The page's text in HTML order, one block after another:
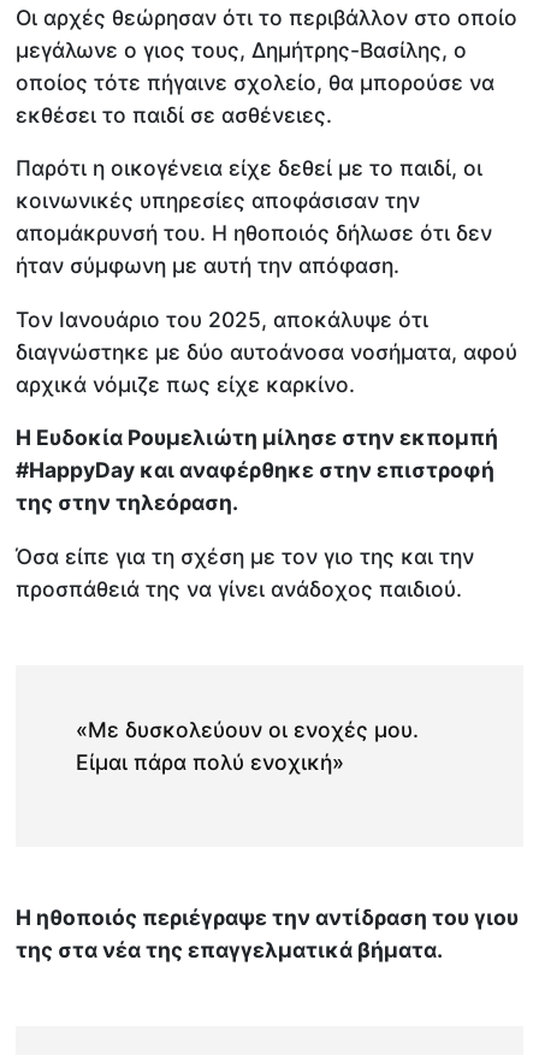
Οι αρχές θεώρησαν ότι το περιβάλλον στο οποίο
μεγάλωνε ο γιος τους, Δημήτρης-Βασίλης, ο
οποίος τότε πήγαινε σχολείο, θα μπορούσε να
εκθέσει το παιδί σε ασθένειες.
Παρότι η οικογένεια είχε δεθεί με το παιδί, οι
κοινωνικές υπηρεσίες αποφάσισαν την
απομάκρυνσή του. Η ηθοποιός δήλωσε ότι δεν
ήταν σύμφωνη με αυτή την απόφαση.
Τον Ιανουάριο του 2025, αποκάλυψε ότι
διαγνώστηκε με δύο αυτοάνοσα νοσήματα, αφού
αρχικά νόμιζε πως είχε καρκίνο.
Η Ευδοκία Ρουμελιώτη μίλησε στην εκπομπή
#HappyDay και αναφέρθηκε στην επιστροφή
της στην τηλεόραση.
Όσα είπε για τη σχέση με τον γιο της και την
προσπάθειά της να γίνει ανάδοχος παιδιού.
«Με δυσκολεύουν οι ενοχές μου.
Είμαι πάρα πολύ ενοχική»
Η ηθοποιός περιέγραψε την αντίδραση του γιου
της στα νέα της επαγγελματικά βήματα.